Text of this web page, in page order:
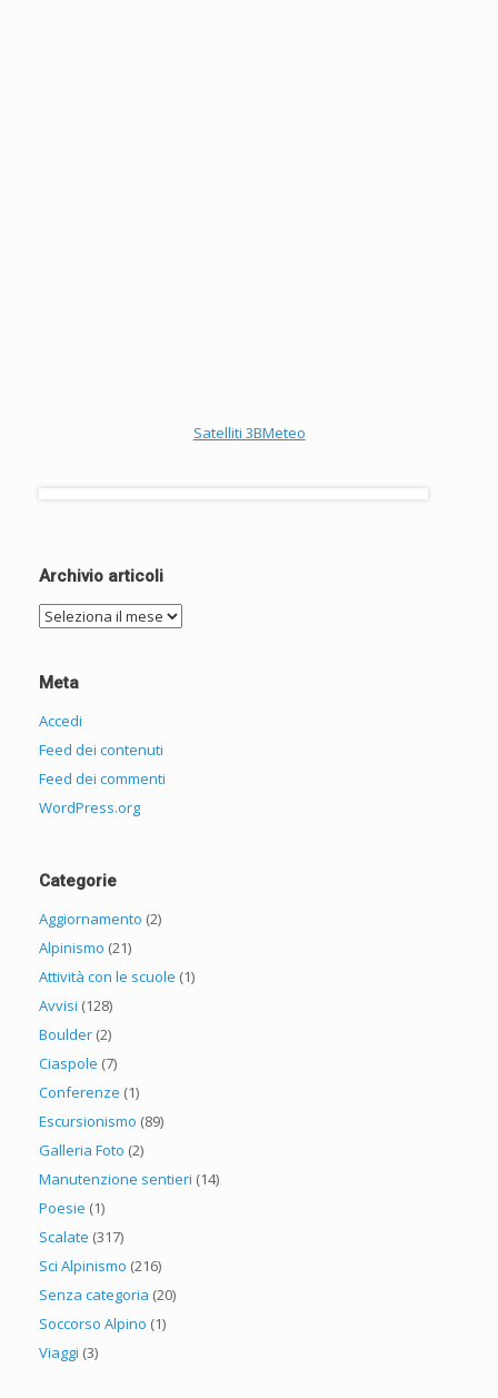
Satelliti 3BMeteo
Archivio articoli
Archivio
articoli
Meta
Accedi
Feed dei contenuti
Feed dei commenti
WordPress.org
Categorie
Aggiornamento (2)
Alpinismo (21)
Attività con le scuole (1)
Avvisi (128)
Boulder (2)
Ciaspole (7)
Conferenze (1)
Escursionismo (89)
Galleria Foto (2)
Manutenzione sentieri (14)
Poesie (1)
Scalate (317)
Sci Alpinismo (216)
Senza categoria (20)
Soccorso Alpino (1)
Viaggi (3)